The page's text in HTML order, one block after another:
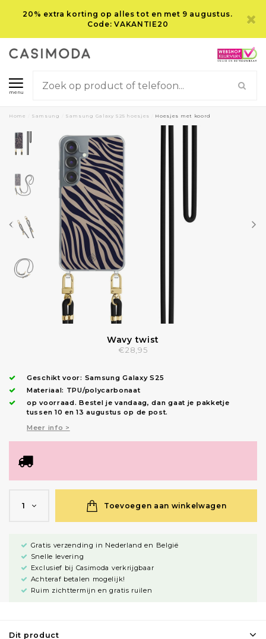
20% extra korting op alles tot en met 9 augustus.
Code: VAKANTIE20
menu
Home Samsung Samsung Galaxy S25 hoesjes Hoesjes met koord
Wavy twist
€28,95
Geschikt voor: Samsung Galaxy S25
Materiaal: TPU/polycarbonaat
op voorraad.Bestel je vandaag, dan gaat je pakketje
tussen 10 en 13 augustus op de post.
Meer info >
1 Toevoegen aan winkelwagen
Gratis verzending in Nederland en België
Snelle levering
Exclusief bij Casimoda verkrijgbaar
Achteraf betalen mogelijk!
Ruim zichttermijn en gratis ruilen
Dit product